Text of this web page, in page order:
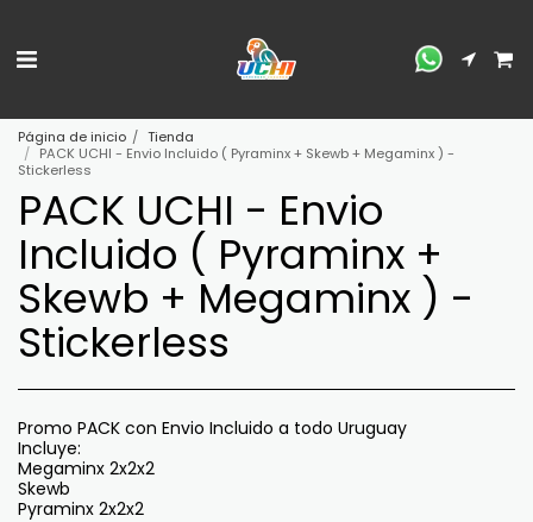
Página de inicio
Tienda
PACK UCHI - Envio Incluido ( Pyraminx + Skewb + Megaminx ) -
Stickerless
PACK UCHI - Envio
Incluido ( Pyraminx +
Skewb + Megaminx ) -
Stickerless
Promo PACK con Envio Incluido a todo Uruguay
Incluye:
Megaminx 2x2x2
Skewb
Pyraminx 2x2x2